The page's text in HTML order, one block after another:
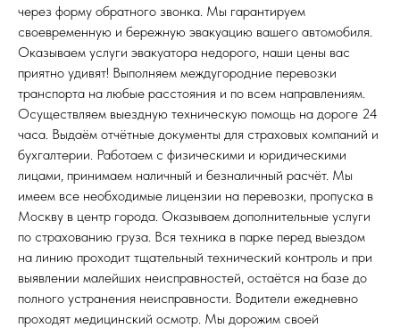
через форму обратного звонка. Мы гарантируем
своевременную и бережную эвакуацию вашего автомобиля.
Оказываем услуги эвакуатора недорого, наши цены вас
приятно удивят! Выполняем междугородние перевозки
транспорта на любые расстояния и по всем направлениям.
Осуществляем выездную техническую помощь на дороге 24
часа. Выдаём отчётные документы для страховых компаний и
бухгалтерии. Работаем с физическими и юридическими
лицами, принимаем наличный и безналичный расчёт. Мы
имеем все необходимые лицензии на перевозки, пропуска в
Москву в центр города. Оказываем дополнительные услуги
по страхованию груза. Вся техника в парке перед выездом
на линию проходит тщательный технический контроль и при
выявлении малейших неисправностей, остаётся на базе до
полного устранения неисправности. Водители ежедневно
проходят медицинский осмотр. Мы дорожим своей